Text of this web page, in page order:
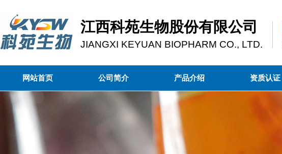
江西科苑生物股份有限公司
JIANGXI KEYUAN BIOPHARM CO., LTD.
网站首页 公司简介 产品介绍 资质认证